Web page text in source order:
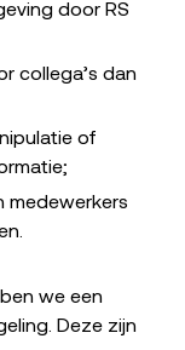
door RS
collega’s dan
of
medewerkers
we een
Deze zijn